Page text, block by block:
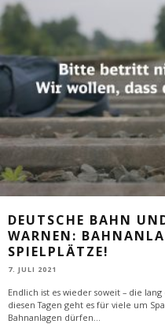
DEUTSCHE BAHN
WARNEN:
SPIELPLÄTZE!
7. JULI 2021
Endlich ist es wieder soweit – die
diesen Tagen geht es für viele um
Bahnanlagen dürfen...